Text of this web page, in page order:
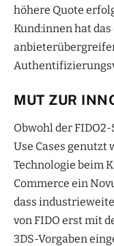
höhere Quote
Kund:innen hat
MUT ZUR
Obwohl der
Use Cases
Technologie beim
Commerce ein
dass
von FIDO erst mit
3DS-Vorgaben